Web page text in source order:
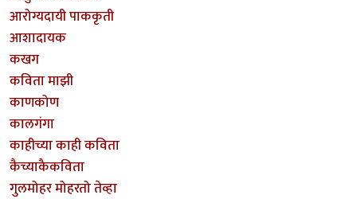
आरोग्यदायी पाककृती
आशादायक
कखग
कविता माझी
काणकोण
कालगंगा
काहीच्या काही कविता
कैच्याकैकविता
गुलमोहर मोहरतो तेव्हा